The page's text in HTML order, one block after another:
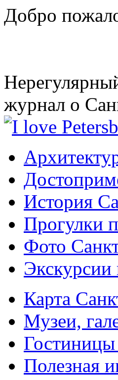
Добро
журнал о
История
Прогулки
Фото
Карта
Музеи,
Гостиницы
Полезная